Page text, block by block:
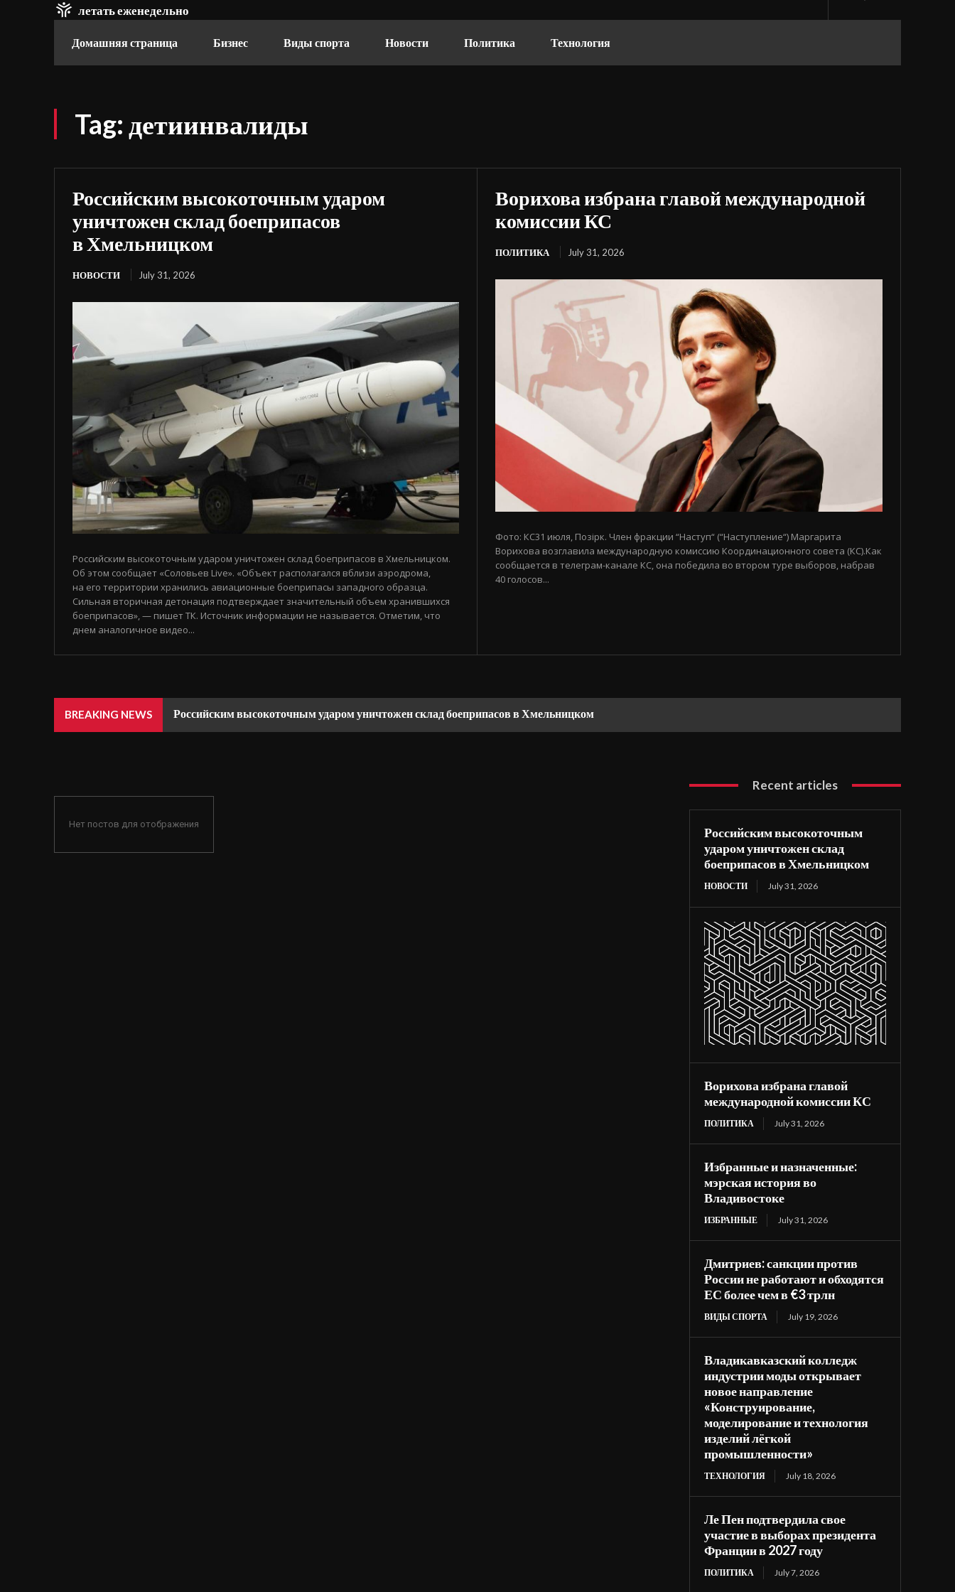
летать еженедельно
Домашняя страница Бизнес Виды спорта Новости Политика Технология
Tag: детиинвалиды
Российским высокоточным ударом
уничтожен склад боеприпасов
в Хмельницком
НОВОСТИ July 31, 2026
Российским высокоточным ударом уничтожен склад боеприпасов в Хмельницком.
Об этом сообщает «Соловьев Live». «Объект располагался вблизи аэродрома,
на его территории хранились авиационные боеприпасы западного образца.
Сильная вторичная детонация подтверждает значительный объем хранившихся
боеприпасов», — пишет ТК. Источник информации не называется. Отметим, что
днем аналогичное видео...
Ворихова избрана главой международной
комиссии КС
ПОЛИТИКА July 31, 2026
Фото: КС31 июля, Позірк. Член фракции “Наступ“ (“Наступление“) Маргарита
Ворихова возглавила международную комиссию Координационного совета (КС).Как
сообщается в телеграм-канале КС, она победила во втором туре выборов, набрав
40 голосов...
BREAKING NEWS Российским высокоточным ударом уничтожен склад боеприпасов в Хмельницком
Нет постов для отображения
Recent articles
Российским высокоточным
ударом уничтожен склад
боеприпасов в Хмельницком
НОВОСТИ July 31, 2026
Ворихова избрана главой
международной комиссии КС
ПОЛИТИКА July 31, 2026
Избранные и назначенные:
мэрская история во
Владивостоке
ИЗБРАННЫЕ July 31, 2026
Дмитриев: санкции против
России не работают и обходятся
ЕС более чем в €3 трлн
ВИДЫ СПОРТА July 19, 2026
Владикавказский колледж
индустрии моды открывает
новое направление
«Конструирование,
моделирование и технология
изделий лёгкой
промышленности»
ТЕХНОЛОГИЯ July 18, 2026
Ле Пен подтвердила свое
участие в выборах президента
Франции в 2027 году
ПОЛИТИКА July 7, 2026